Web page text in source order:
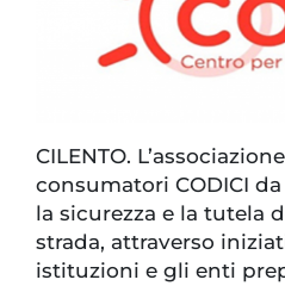
CILENTO.
consumatori CODICI
la sicurezza e la tutela
strada, attraverso
istituzioni e gli enti